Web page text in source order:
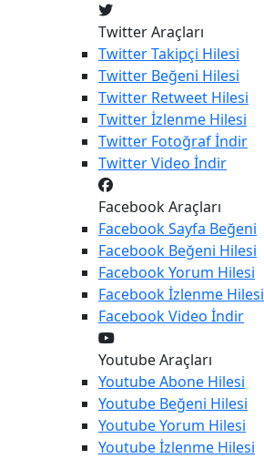
Twitter Araçları
TwitterTakipçi Hilesi
Twitter Beğeni Hilesi
Twitter Retweet Hilesi
Twitterİzlenme Hilesi
Twitter Fotoğraf İndir
TwitterVideo İndir
Facebook Araçları
FacebookSayfa Beğeni
Facebook Beğeni Hilesi
FacebookYorum Hilesi
Facebookİzlenme Hilesi
FacebookVideo İndir
Youtube Araçları
YoutubeAbone Hilesi
Youtube Beğeni Hilesi
YoutubeYorum Hilesi
Youtubeİzlenme Hilesi